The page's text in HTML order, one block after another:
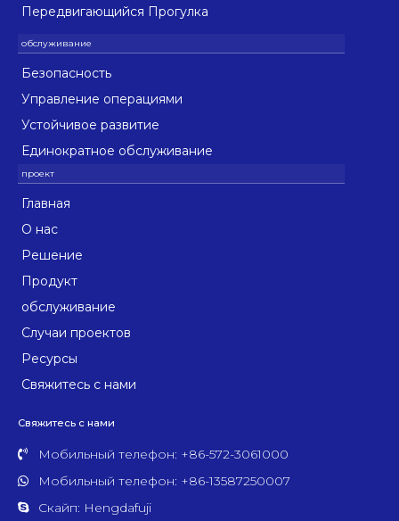
Передвигающийся Прогулка
Безопасность
Управление операциями
Устойчивое развитие
Единократное обслуживание
Главная
О нас
Решение
Продукт
обслуживание
Случаи проектов
Ресурсы
Свяжитесь с нами
Свяжитесь с нами
Мобильный телефон: +86-572-3061000
Мобильный телефон: +86-13587250007
Скайп: Hengdafuji